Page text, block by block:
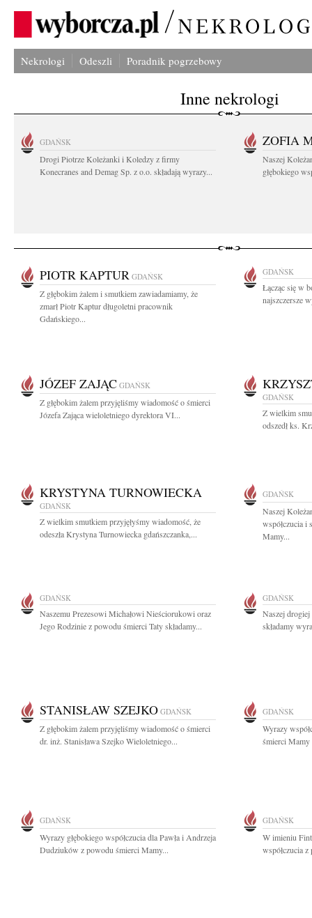
Nekrologi Odeszli Poradnik pogrzebowy
Inne nekrologi
GDAŃSK
Drogi Piotrze Koleżanki i Koledzy z firmy
Konecranes and Demag Sp. z o.o. składają wyrazy...
ZOFIA
Naszej
głębokiego
PIOTR KAPTUR GDAŃSK
Z głębokim żalem i smutkiem zawiadamiamy, że
zmarł Piotr Kaptur długoletni pracownik
Gdańskiego...
GDAŃSK
Łącząc się w
najszczersze
JÓZEF ZAJĄC GDAŃSK
Z głębokim żalem przyjęliśmy wiadomość o śmierci
Józefa Zająca wieloletniego dyrektora VI...
GDAŃSK
Z wielkim
odszedł ks.
KRYSTYNA TURNOWIECKA
GDAŃSK
Z wielkim smutkiem przyjęłyśmy wiadomość, że
odeszła Krystyna Turnowiecka gdańszczanka,...
GDAŃSK
Naszej
współczucia i
Mamy...
GDAŃSK
Naszemu Prezesowi Michałowi Nieściorukowi oraz
Jego Rodzinie z powodu śmierci Taty składamy...
GDAŃSK
Naszej
składamy
STANISŁAW SZEJKO GDAŃSK
Z głębokim żalem przyjęliśmy wiadomość o śmierci
dr. inż. Stanisława Szejko Wieloletniego...
GDAŃSK
Wyrazy
śmierci Mamy
GDAŃSK
Wyrazy głębokiego współczucia dla Pawła i Andrzeja
Dudziuków z powodu śmierci Mamy...
GDAŃSK
W imieniu
współczucia